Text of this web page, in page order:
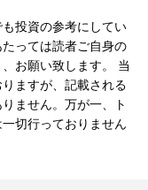
投資の参考にしてい
っては読者ご自身の
お願い致します。 当
ますが、記載される
ません。万が一、ト
切行っておりません